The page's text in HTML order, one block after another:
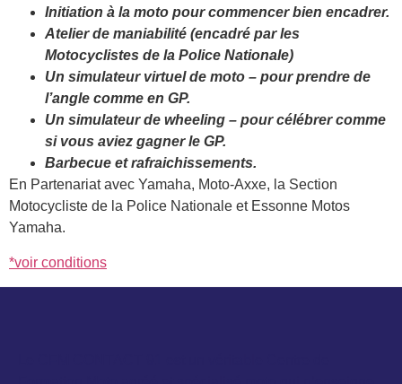
Initiation à la moto pour commencer bien encadrer.
Atelier de maniabilité (encadré par les
Motocyclistes de la Police Nationale)
Un simulateur virtuel de moto – pour prendre de
l’angle comme en GP.
Un simulateur de wheeling – pour célébrer comme
si vous aviez gagner le GP.
Barbecue et rafraichissements.
En Partenariat avec Yamaha, Moto-Axxe, la Section
Motocycliste de la Police Nationale et Essonne Motos
Yamaha.
*voir conditions